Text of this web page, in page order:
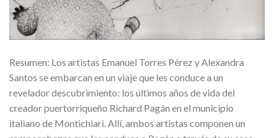
Resumen: Los artistas Emanuel Torres Pérez y Alexandra
Santos se embarcan en un viaje que les conduce a un
revelador descubrimiento: los últimos años de vida del
creador puertorriqueño Richard Pagán en el municipio
italiano de Montichiari. Allí, ambos artistas componen un